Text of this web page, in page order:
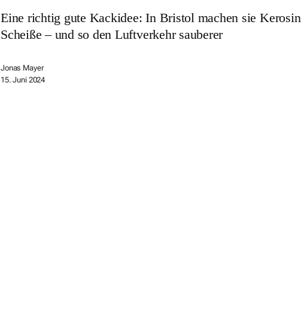
Eine richtig gute Kackidee: In Bristol machen sie
Scheiße – und so den Luftverkehr sauberer
Jonas Mayer
15. Juni 2024